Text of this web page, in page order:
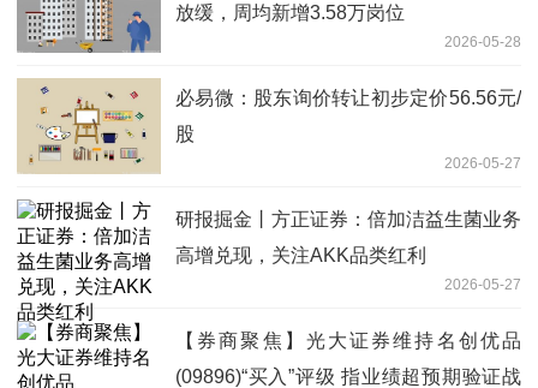
放缓，周均新增3.58万岗位
2026-05-28
必易微：股东询价转让初步定价56.56元/
股
2026-05-27
研报掘金丨方正证券：倍加洁益生菌业务
高增兑现，关注AKK品类红利
2026-05-27
【券商聚焦】光大证券维持名创优品
(09896)“买入”评级 指业绩超预期验证战